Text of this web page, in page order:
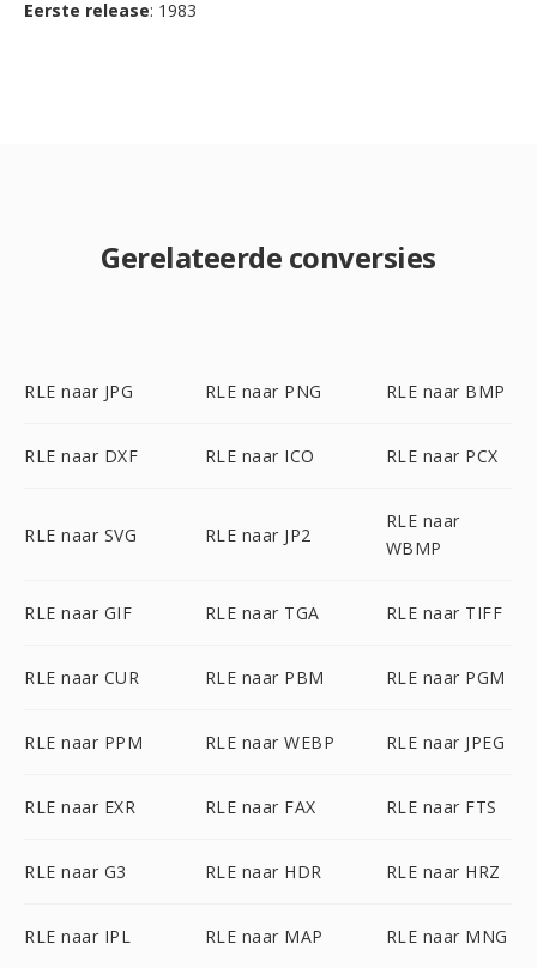
Eerste release: 1983
Gerelateerde conversies
RLE naar JPG RLE naar PNG RLE naar BMP
RLE naar DXF RLE naar ICO RLE naar PCX
RLE naar SVG RLE naar JP2
RLE naar
WBMP
RLE naar GIF RLE naar TGA RLE naar TIFF
RLE naar CUR RLE naar PBM RLE naar PGM
RLE naar PPM RLE naar WEBP RLE naar JPEG
RLE naar EXR RLE naar FAX RLE naar FTS
RLE naar G3 RLE naar HDR RLE naar HRZ
RLE naar IPL RLE naar MAP RLE naar MNG